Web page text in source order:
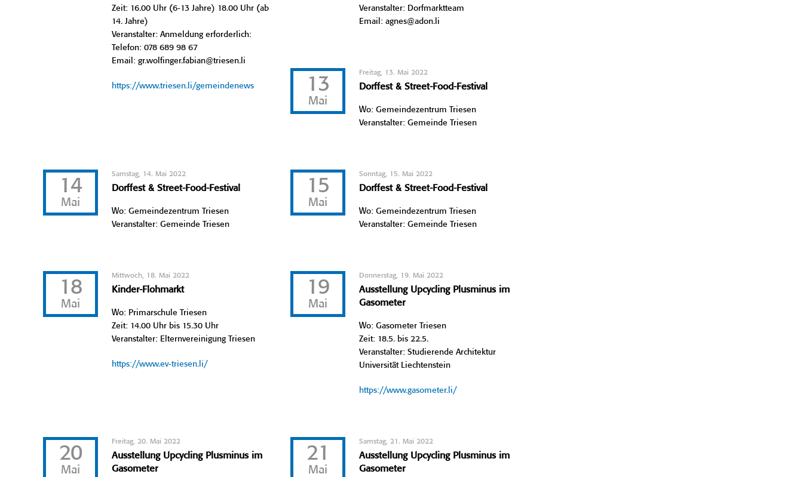
Zeit: 16.00 Uhr (6-13 Jahre) 18.00 Uhr (ab
14. Jahre)
Veranstalter: Anmeldung erforderlich:
Telefon: 078 689 98 67
Email: gr.wolfinger.fabian@triesen.li
https://www.triesen.li/gemeindenews
Veranstalter: Dorfmarktteam
Email: agnes@adon.li
13
Mai
Freitag, 13. Mai 2022
Dorffest & Street-Food-Festival
Wo: Gemeindezentrum Triesen
Veranstalter: Gemeinde Triesen
14
Mai
Samstag, 14. Mai 2022
Dorffest & Street-Food-Festival
Wo: Gemeindezentrum Triesen
Veranstalter: Gemeinde Triesen
15
Mai
Sonntag, 15. Mai 2022
Dorffest & Street-Food-Festival
Wo: Gemeindezentrum Triesen
Veranstalter: Gemeinde Triesen
18
Mai
Mittwoch, 18. Mai 2022
Kinder-Flohmarkt
Wo: Primarschule Triesen
Zeit: 14.00 Uhr bis 15.30 Uhr
Veranstalter: Elternvereinigung Triesen
https://www.ev-triesen.li/
19
Mai
Donnerstag, 19. Mai 2022
Ausstellung Upcycling Plusminus im
Gasometer
Wo: Gasometer Triesen
Zeit: 18.5. bis 22.5.
Veranstalter: Studierende Architektur
Universität Liechtenstein
https://www.gasometer.li/
20
Mai
Freitag, 20. Mai 2022
Ausstellung Upcycling Plusminus im
Gasometer
21
Mai
Samstag, 21. Mai 2022
Ausstellung Upcycling Plusminus im
Gasometer